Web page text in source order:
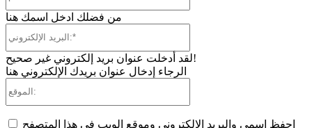
من فضلك ادخل اسمك هنا
لقد أدخلت عنوان بريد إلكتروني غير صحيح!
الرجاء إدخال عنوان بريدك الإلكتروني هنا
احفظ اسمي والبريد الإلكتروني وموقع الويب في هذا المتصفح